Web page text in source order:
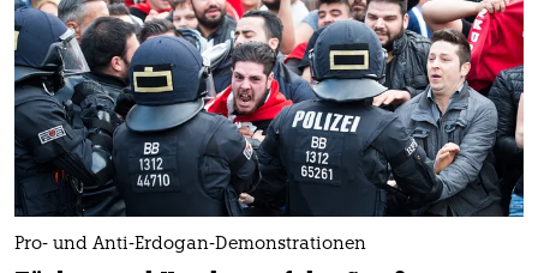
Pro- und Anti-Erdogan-Demonstrationen